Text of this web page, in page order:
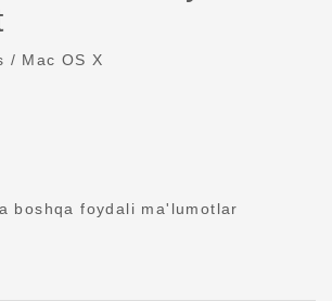
/ Mac OS X
boshqa foydali ma'lumotlar